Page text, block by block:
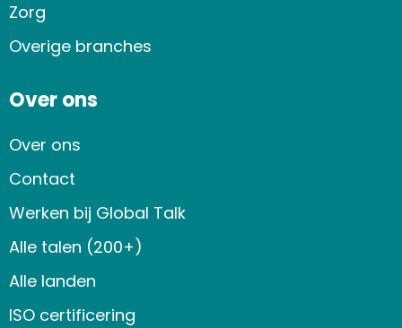
Zorg
Overige branches
Over ons
Over ons
Contact
Werken bij Global Talk
Alle talen (200+)
Alle landen
ISO certificering